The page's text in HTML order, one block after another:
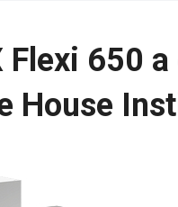
Flexi 650
House